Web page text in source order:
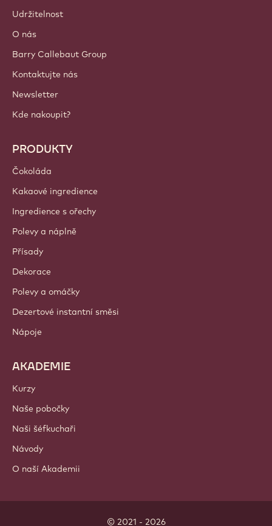
Udržitelnost
O nás
Barry Callebaut Group
Kontaktujte nás
Newsletter
Kde nakoupit?
PRODUKTY
Čokoláda
Kakaové ingredience
Ingredience s ořechy
Polevy a náplně
Přísady
Dekorace
Polevy a omáčky
Dezertové instantní směsi
Nápoje
AKADEMIE
Kurzy
Naše pobočky
Naši šéfkuchaři
Návody
O naší Akademii
© 2021 - 2026